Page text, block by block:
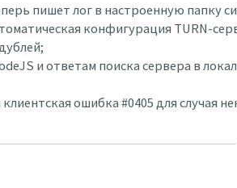
пишет лог в настроенную папку
конфигурация TURN-
и ответам поиска сервера в
ошибка #0405 для случая